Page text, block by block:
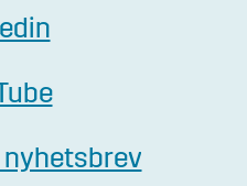
nyhetsbrev